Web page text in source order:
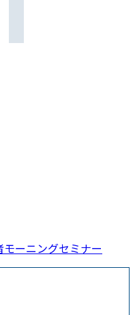
ーニングセミナー